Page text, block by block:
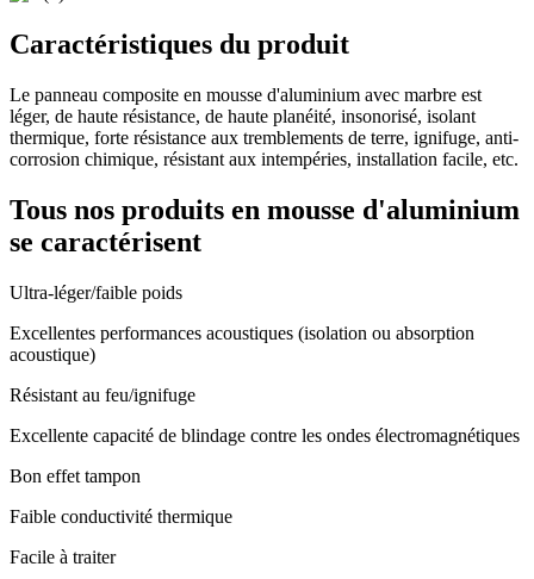
Caractéristiques du produit
Le panneau composite en mousse d'aluminium avec marbre est
léger, de haute résistance, de haute planéité, insonorisé, isolant
thermique, forte résistance aux tremblements de terre, ignifuge, anti-
corrosion chimique, résistant aux intempéries, installation facile, etc.
Tous nos produits en mousse d'aluminium
se caractérisent
Ultra-léger/faible poids
Excellentes performances acoustiques (isolation ou absorption
acoustique)
Résistant au feu/ignifuge
Excellente capacité de blindage contre les ondes électromagnétiques
Bon effet tampon
Faible conductivité thermique
Facile à traiter